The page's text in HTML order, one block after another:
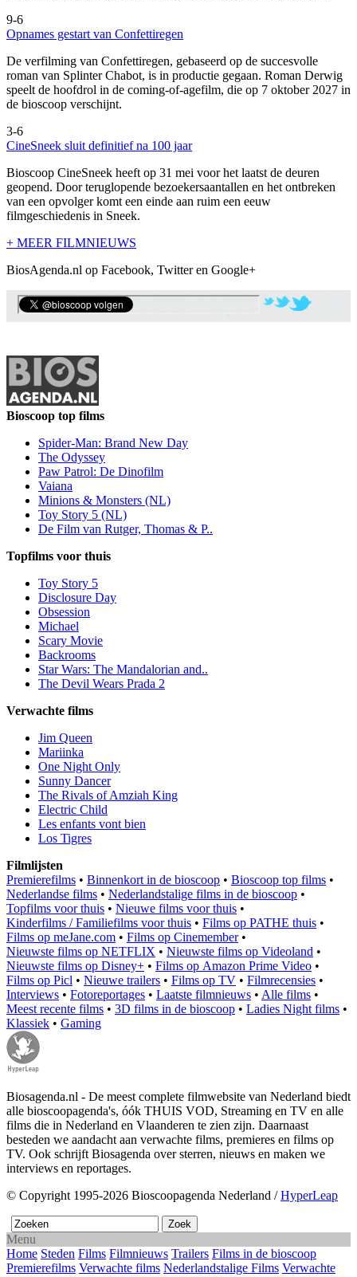
9-6
Opnames gestart van Confettiregen
De verfilming van Confettiregen, gebaseerd op de succesvolle
roman van Splinter Chabot, is in productie gegaan. Roman Derwig
speelt de hoofdrol in de coming-of-agefilm, die op 7 oktober 2027 in
de bioscoop verschijnt.
3-6
CineSneek sluit definitief na 100 jaar
Bioscoop CineSneek heeft op 31 mei voor het laatst de deuren
geopend. Door teruglopende bezoekersaantallen en het ontbreken
van een opvolger komt een einde aan ruim een eeuw
filmgeschiedenis in Sneek.
+ MEER FILMNIEUWS
BiosAgenda.nl op Facebook, Twitter en Google+
Bioscoop top films
Spider-Man: Brand New Day
The Odyssey
Paw Patrol: De Dinofilm
Vaiana
Minions & Monsters (NL)
Toy Story 5 (NL)
De Film van Rutger, Thomas & P..
Topfilms voor thuis
Toy Story 5
Disclosure Day
Obsession
Michael
Scary Movie
Backrooms
Star Wars: The Mandalorian and..
The Devil Wears Prada 2
Verwachte films
Jim Queen
Mariinka
One Night Only
Sunny Dancer
The Rivals of Amziah King
Electric Child
Les enfants vont bien
Los Tigres
Filmlijsten
Premierefilms • Binnenkort in de bioscoop • Bioscoop top films •
Nederlandse films • Nederlandstalige films in de bioscoop •
Topfilms voor thuis • Nieuwe films voor thuis •
Kinderfilms / Familiefilms voor thuis • Films op PATHE thuis •
Films op meJane.com • Films op Cinemember•
Nieuwste films op NETFLIX • Nieuwste films op Videoland •
Nieuwste films op Disney+ • Films op Amazon Prime Video •
Films op Picl • Nieuwe trailers • Films op TV • Filmrecensies •
Interviews • Fotoreportages • Laatste filmnieuws • Alle films •
Meest recente films • 3D films in de bioscoop • Ladies Night films •
Klassiek • Gaming
Biosagenda.nl - De meest complete filmwebsite van Nederland biedt
alle bioscoopagenda's, óók THUIS VOD, Streaming en TV en alle
films die in Nederland en Vlaanderen te zien zijn. Daarnaast
besteden we aandacht aan verwachte films, premieres en films op
TV. Ook schrijft Biosagenda over sterren, nieuws en maken we
interviews en reportages.
© Copyright 1995-2026 Bioscoopagenda Nederland /HyperLeap
Menu
Home Steden Films Filmnieuws Trailers Films in de bioscoop
Premierefilms Verwachte films Nederlandstalige Films Verwachte